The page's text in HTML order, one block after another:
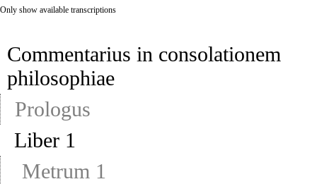
Only show available transcriptions
Commentarius in consolationem
philosophiae
Prologus
Liber 1
Metrum 1